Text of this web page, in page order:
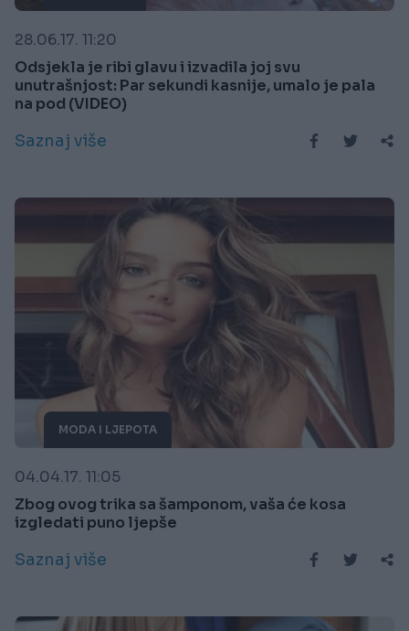
28.06.17. 11:20
Odsjekla je ribi glavu i izvadila joj svu
unutrašnjost: Par sekundi kasnije, umalo je pala
na pod (VIDEO)
Saznaj više
MODA I LJEPOTA
04.04.17. 11:05
Zbog ovog trika sa šamponom, vaša će kosa
izgledati puno ljepše
Saznaj više